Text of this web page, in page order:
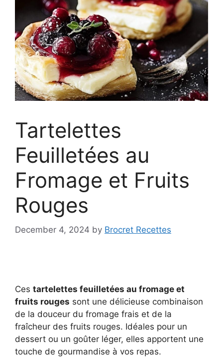
Tartelettes
Feuilletées au
Fromage et Fruits
Rouges
December 4, 2024 by Brocret Recettes
Ces tartelettes feuilletées au fromage et
fruits rouges sont une délicieuse combinaison
de la douceur du fromage frais et de la
fraîcheur des fruits rouges. Idéales pour un
dessert ou un goûter léger, elles apportent une
touche de gourmandise à vos repas.